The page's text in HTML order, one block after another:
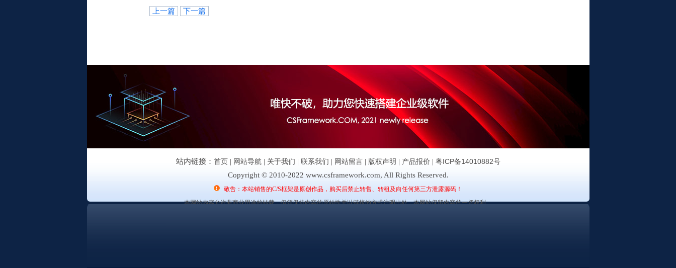
上一篇
下一篇
站内链接： 首页| 网站导航 | 关于我们 | 联系我们 | 网站留言| 版权声明 | 产品报价 | 粤ICP备14010882号
Copyright © 2010-2022 www.csframework.com, All Rights Reserved.
敬告：本站销售的C/S框架是原创作品，购买后禁止转售、转租及向任何第三方泄露源码！
本网站内容允许非商业用途的转载，但须保持内容的原始性并以链接的方式注明出处，本网站保留内容的一切权利。